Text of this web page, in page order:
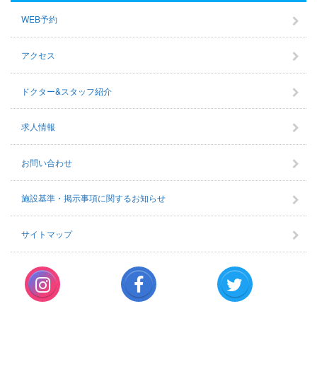
WEB予約
アクセス
ドクター&スタッフ紹介
求人情報
お問い合わせ
施設基準・掲示事項に関するお知らせ
サイトマップ